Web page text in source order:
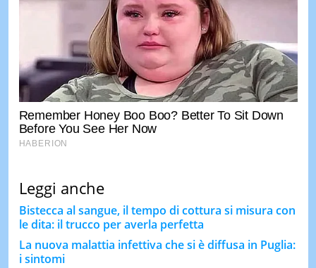
Leggi anche
Bistecca al sangue, il tempo di cottura si misura con
le dita: il trucco per averla perfetta
La nuova malattia infettiva che si è diffusa in Puglia:
i sintomi